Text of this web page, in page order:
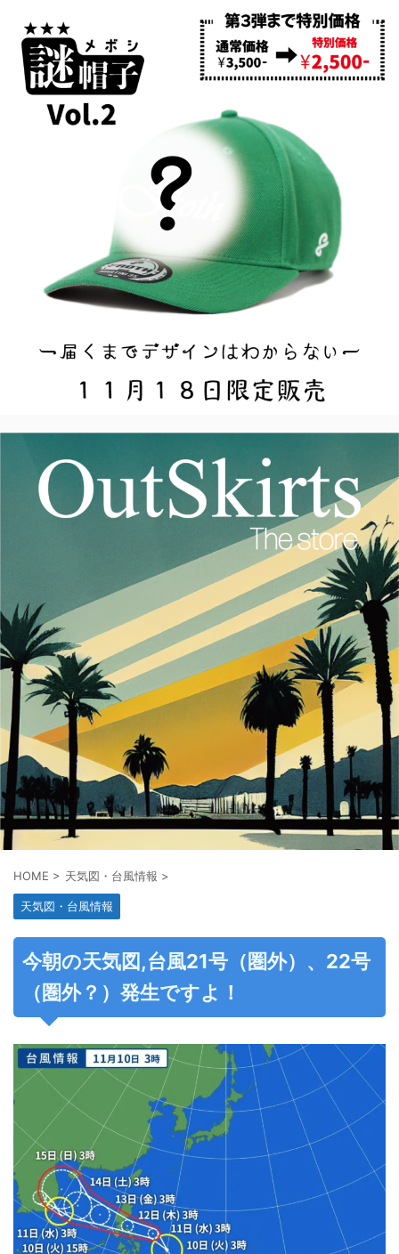
HOME > 天気図・台風情報 >
天気図・台風情報
今朝の天気図,台風21号（圏外）、22号
（圏外？）発生ですよ！